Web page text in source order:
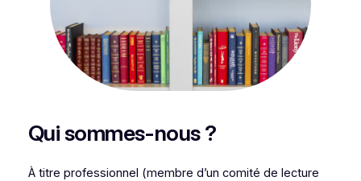
Qui sommes-nous ?
À titre professionnel (membre d’un comité de lecture